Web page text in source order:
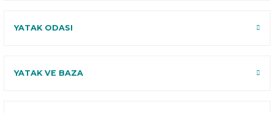
YATAK ODASI
YATAK VE BAZA